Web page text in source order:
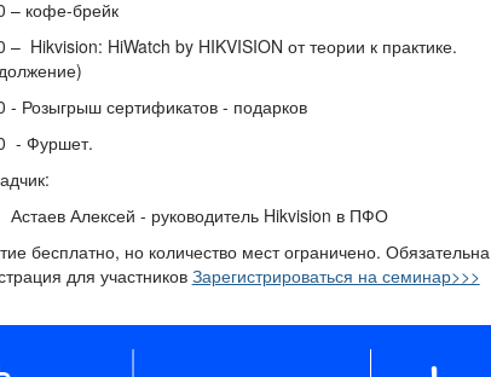
– кофе-брейк
– Hikvision: HiWatch by HIKVISION от теории к практике.
- Розыгрыш сертификатов - подарков
- Фуршет.
Астаев Алексей - руководитель Hikvision в ПФО
бесплатно, но количество мест ограничено. Обязательна
для участниковЗарегистрироваться на семинар>>>